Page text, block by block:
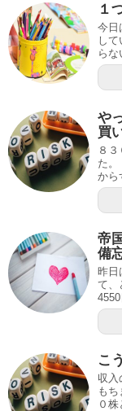
１
今日
し
ら
や
買
８
た。
から
帝
備
昨日
て、
こ
収入
も
０